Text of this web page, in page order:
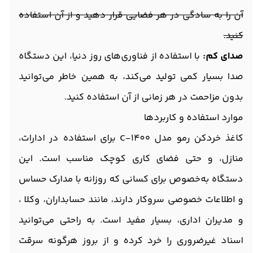
آن را به سادگی در هر فضایی قرار دهید و از آن استفاده
کنید.
صدای کم: با استفاده از فناوری‌های روز دنیا، این دستگاه
صدا بسیار کمی تولید می‌کند، به همین خاطر می‌توانید
بدون مزاحمت در هر زمانی از آن استفاده کنید.
موارد استفاده و کاربردها
کاغذ خردکن رمو مدل C-1400 برای استفاده در ادارات،
منازل، و حتی فضای کاری کوچک مناسب است. این
دستگاه به‌خصوص برای کسانی که روزانه با مدارک حساس
و اطلاعات خصوصی سروکار دارند، مانند حسابداران، وکلا ،
و مدیران اداری، بسیار مفید است. به راحتی می‌توانید
اسناد غیرضروری را خرد کرده و از بروز هرگونه سرقت